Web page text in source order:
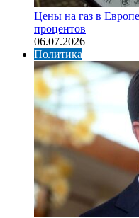
Цены на газ в
процентов
06.07.2026
Политика